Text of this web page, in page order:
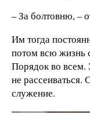
– За болтовню, –
Им тогда
потом всю жизнь
Порядок во всем.
не рассеиваться.
служение.